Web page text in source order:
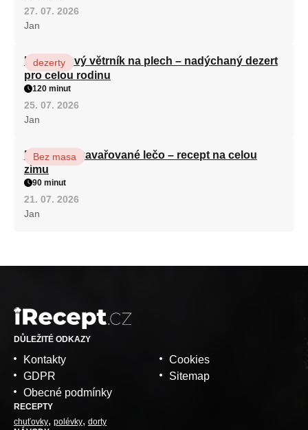
27. 07. 2026
Jan
Karamelový větrník na plech – nadýchaný dezert
pro celou rodinu
dezerty
120 minut
25. 07. 2026
Jan
Babiččino zavařované lečo – recept na celou
zimu
Bez masa
90 minut
21. 07. 2026
Jan
DŮLEŽITÉ ODKAZY
Kontakty
GDPR
Obecné podmínky
Cookies
Sitemap
RECEPTY
chuťovky polévky dorty